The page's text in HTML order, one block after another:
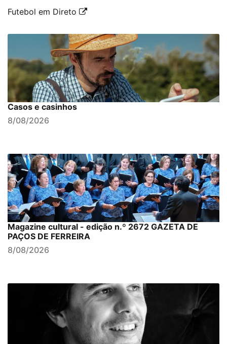
Futebol em Direto
Casos e casinhos
8/08/2026
Magazine cultural - edição n.º 2672 GAZETA DE
PAÇOS DE FERREIRA
8/08/2026